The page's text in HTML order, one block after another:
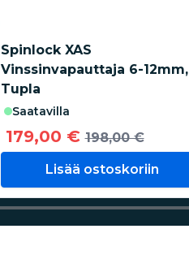
Spinlock XAS
Vinssinvapauttaja 6-12mm,
Tupla
saatavilla
179,00 € 198,00 €
Lisää ostoskoriin